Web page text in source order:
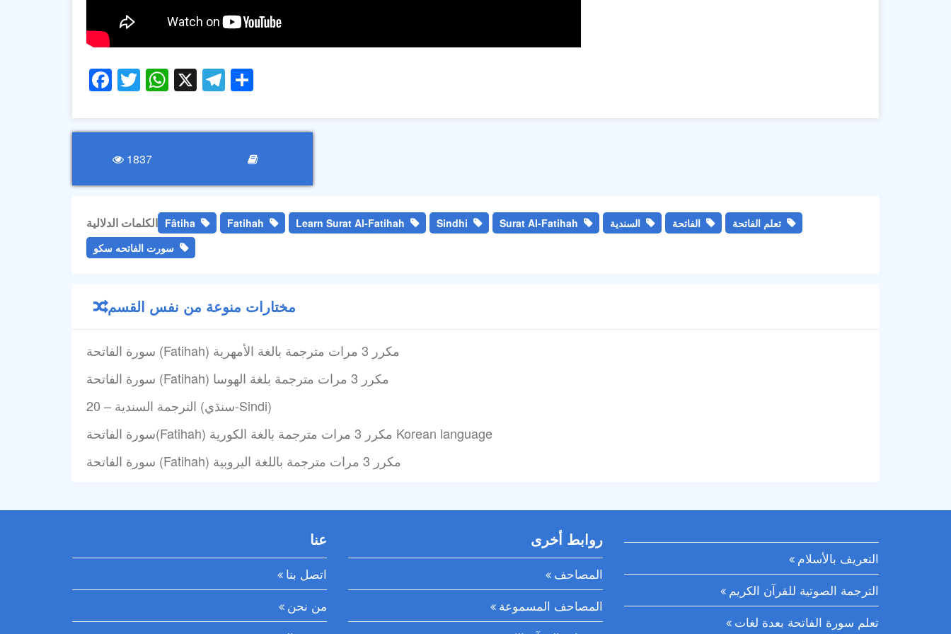
Facebook
Twitter
WhatsApp
X Telegram
1837
الكلمات الدلالية Fâtiha Fatihah Learn Surat Al-Fatihah Sindhi Surat Al-Fatihah السندية الفاتحة
تعلم الفاتحة
سورت الفاتحه سکو
مختارات منوعة من نفس القسم
سورة الفاتحة (Fatihah) مكرر 3 مرات مترجمة بالغة الأمهرية
سورة الفاتحة (Fatihah) مكرر 3 مرات مترجمة بلغة الهوسا
20 – الترجمة السندية (سنڌي-Sindi)
سورة الفاتحة(Fatihah) مكرر 3 مرات مترجمة بالغة الكورية Korean language
سورة الفاتحة (Fatihah) مكرر 3 مرات مترجمة باللغة اليروبية
عنا
اتصل بنا
من نحن
روابط أخرى
المصاحف
المصاحف المسموعة
التعريف بالأسلام
الترجمة الصوتية للقرآن الكريم
تعلم سورة الفاتحة بعدة لغات